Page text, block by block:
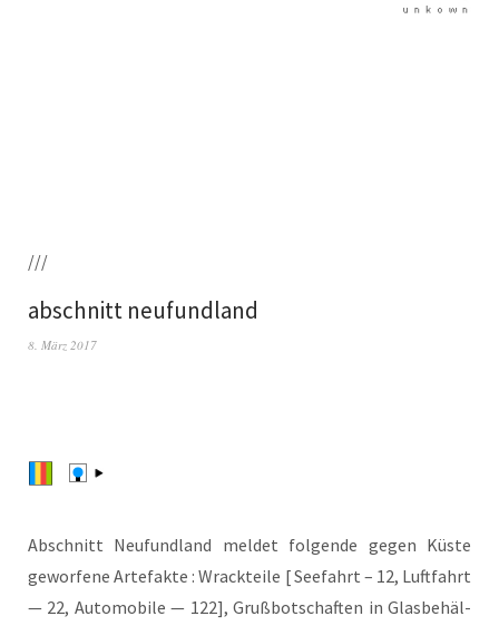
///
abschnitt neufundland
8. März 2017
Abschnitt Neu­fund­land mel­det fol­gen­de gegen Küs­te
gewor­fe­ne Arte­fak­te : Wrack­tei­le [ See­fahrt – 12, Luft­fahrt
— 22, Auto­mo­bi­le — 122], Gruß­bot­schaf­ten in Glas­be­häl­